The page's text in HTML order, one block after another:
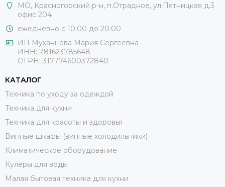
МО, Красногорский р-н, п.Отрадное, ул.Пятницкая д.3
офис 204
ежедневно с 10:00 до 20:00
ИП Муханцева Мария Сергеевна
ИНН: 781623785648
ОГРН: 317774600372840
КАТАЛОГ
Техника по уходу за одеждой
Техника для кухни
Техника для красоты и здоровья
Винные шкафы (винные холодильники)
Климатическое оборудование
Кулеры для воды
Малая бытовая техника для кухни